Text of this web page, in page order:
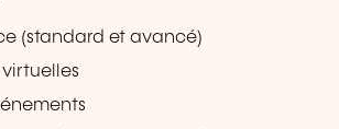
(standard et avancé)
virtuelles